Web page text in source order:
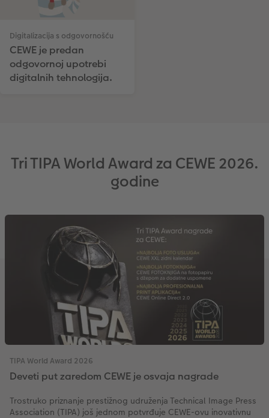
Digitalizacija s odgovornošću
CEWE je predan
odgovornoj upotrebi
digitalnih tehnologija.
Tri TIPA World Award za CEWE 2026.
godine
TIPA World Award 2026
Deveti put zaredom CEWE je osvaja nagrade
Trostruko priznanje prestižnog udruženja Technical Image Press
Association (TIPA) još jednom potvrđuje CEWE-ovu inovativnu